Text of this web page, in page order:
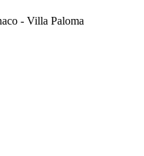
- Villa Paloma